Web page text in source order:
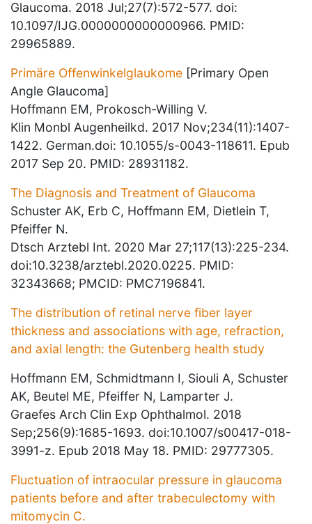
Glaucoma. 2018 Jul;27(7):572-577. doi:
10.1097/IJG.0000000000000966. PMID:
29965889.
Primäre Offenwinkelglaukome [Primary Open
Angle Glaucoma]
Hoffmann EM, Prokosch-Willing V.
Klin Monbl Augenheilkd. 2017 Nov;234(11):1407-
1422. German.doi: 10.1055/s-0043-118611. Epub
2017 Sep 20. PMID: 28931182.
The Diagnosis and Treatment of Glaucoma
Schuster AK, Erb C, Hoffmann EM, Dietlein T,
Pfeiffer N.
Dtsch Arztebl Int. 2020 Mar 27;117(13):225-234.
doi:10.3238/arztebl.2020.0225. PMID:
32343668; PMCID: PMC7196841.
The distribution of retinal nerve fiber layer
thickness and associations with age, refraction,
and axial length: the Gutenberg health study
Hoffmann EM, Schmidtmann I, Siouli A, Schuster
AK, Beutel ME, Pfeiffer N, Lamparter J.
Graefes Arch Clin Exp Ophthalmol. 2018
Sep;256(9):1685-1693. doi:10.1007/s00417-018-
3991-z. Epub 2018 May 18. PMID: 29777305.
Fluctuation of intraocular pressure in glaucoma
patients before and after trabeculectomy with
mitomycin C.